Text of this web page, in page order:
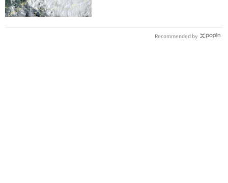
Recommended by